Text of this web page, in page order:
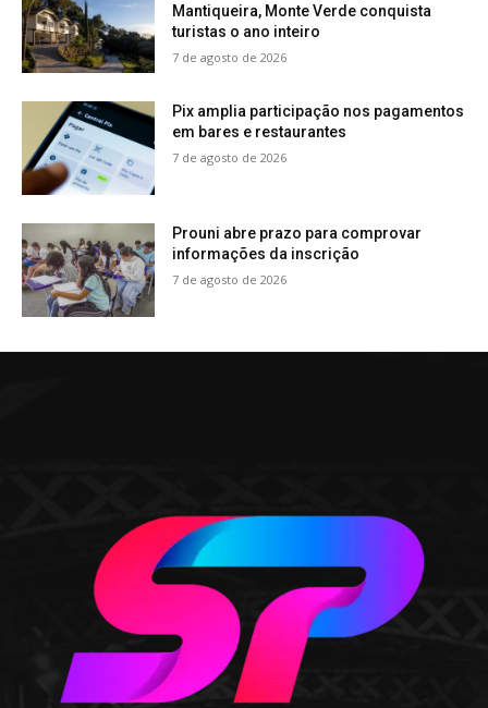
Mantiqueira, Monte Verde conquista
turistas o ano inteiro
7 de agosto de 2026
Pix amplia participação nos pagamentos
em bares e restaurantes
7 de agosto de 2026
Prouni abre prazo para comprovar
informações da inscrição
7 de agosto de 2026